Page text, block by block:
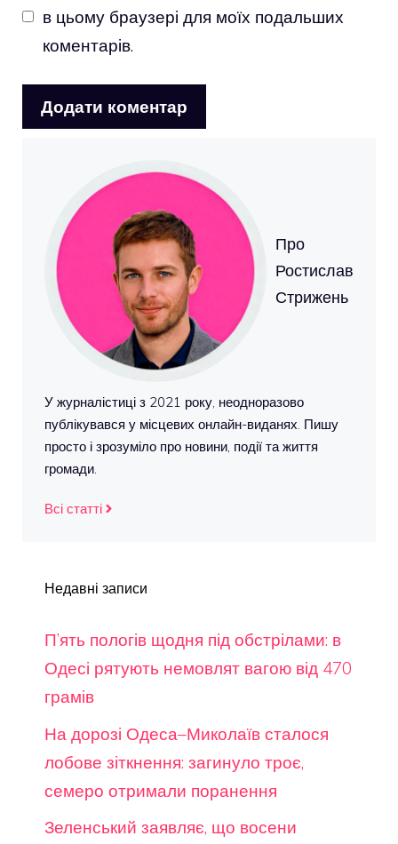
в цьому браузері для моїх подальших
коментарів.
Про
Ростислав
Стрижень
У журналістиці з 2021 року, неодноразово
публікувався у місцевих онлайн-виданях. Пишу
просто і зрозуміло про новини, події та життя
громади.
Всі статті
Недавні записи
П’ять пологів щодня під обстрілами: в
Одесі рятують немовлят вагою від 470
грамів
На дорозі Одеса–Миколаїв сталося
лобове зіткнення: загинуло троє,
семеро отримали поранення
Зеленський заявляє, що восени